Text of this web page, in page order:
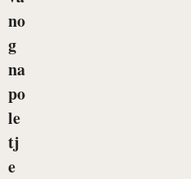
no
g
na
po
le
tj
e